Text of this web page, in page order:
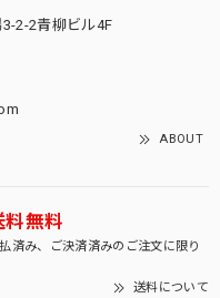
2-2青柳ビル4F
ABOUT
料無料
み、ご決済済みのご注文に限り
送料について